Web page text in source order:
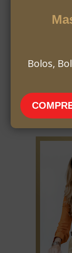
Bolos,